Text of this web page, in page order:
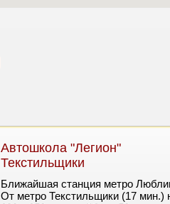
Автошкола "Легион"
Текстильщики
Ближайшая станция метро
От метро Текстильщики (17 мин.)